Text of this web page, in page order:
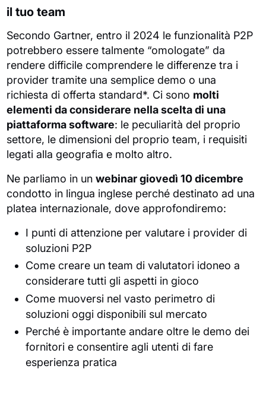
il tuo team
​​​Secondo Gartner, entro il 2024 le funzionalità P2P
potrebbero essere talmente “omologate” da
rendere difficile comprendere le differenze tra i
provider tramite una semplice demo o una
richiesta di offerta standard*. Ci sono molti
elementi da considerare nella scelta di una
piattaforma software: le peculiarità del proprio
settore, le dimensioni del proprio team, i requisiti
legati alla geografia e molto altro.
Ne parliamo in unwebinar giovedì 10 dicembre
condotto in lingua inglese perché destinato ad una
platea internazionale, dove approfondiremo:
I punti di attenzione per valutare i provider di
soluzioni P2P
Come creare un team di valutatori idoneo a
considerare tutti gli aspetti in gioco
Come muoversi nel vasto perimetro di
soluzioni oggi disponibili sul mercato
Perché è importante andare oltre le demo dei
fornitori e consentire agli utenti di fare
esperienza pratica